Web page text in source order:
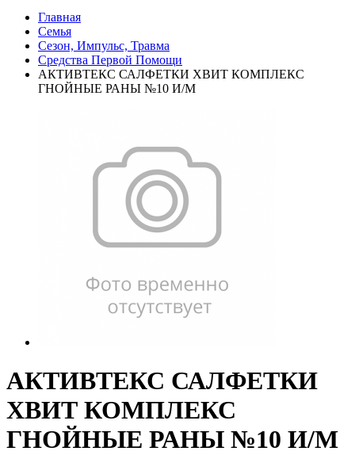
Главная
Семья
Сезон, Импульс, Травма
Средства Первой Помощи
АКТИВТЕКС САЛФЕТКИ ХВИТ КОМПЛЕКС
ГНОЙНЫЕ РАНЫ №10 И/М
АКТИВТЕКС САЛФЕТКИ
ХВИТ КОМПЛЕКС
ГНОЙНЫЕ РАНЫ №10 И/М